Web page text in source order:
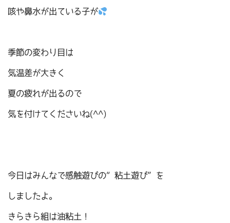
咳や鼻水が出ている子が
季節の変わり目は
気温差が大きく
夏の疲れが出るので
気を付けてくださいね(^^)
今日はみんなで感触遊びの“粘土遊び”を
しましたよ。
きらきら組は油粘土！